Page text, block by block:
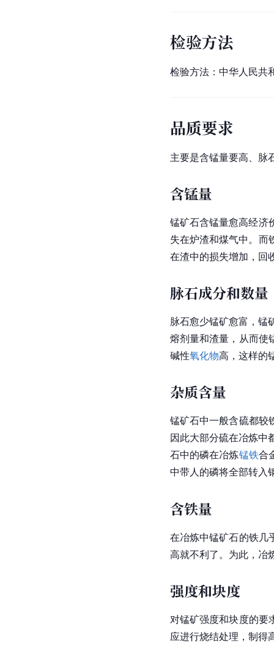
检验方法
检验方法：中华人民共
品质要求
主要是含锰量要高、脉
含锰量
锰矿石含锰量愈高经济
失在炉渣和煤气中。而
在渣中的损失增加，回
脉石成分和数量
脉石愈少锰矿愈富，锰
熔剂量和渣量，从而使
碱性氧化物高，这样的
杂质含量
锰矿石中一般含硫都较
因此大部分硫在冶炼中
石中的磷在冶炼锰铁合
中带人的磷将全部转入
含铁量
在冶炼中锰矿石的铁几
高就不利了。为此，冶
强度和块度
对锰矿强度和块度的要
应进行烧结处理，制得